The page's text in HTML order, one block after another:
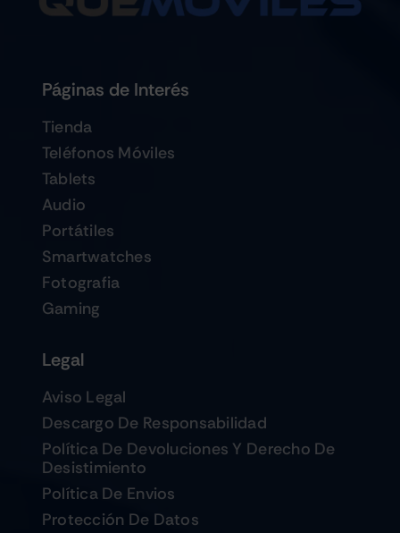
Páginas de Interés
Tienda
Teléfonos Móviles
Tablets
Audio
Portátiles
Smartwatches
Fotografia
Gaming
Legal
Aviso Legal
Descargo De Responsabilidad
Política De Devoluciones Y Derecho De
Desistimiento
Política De Envios
Protección De Datos